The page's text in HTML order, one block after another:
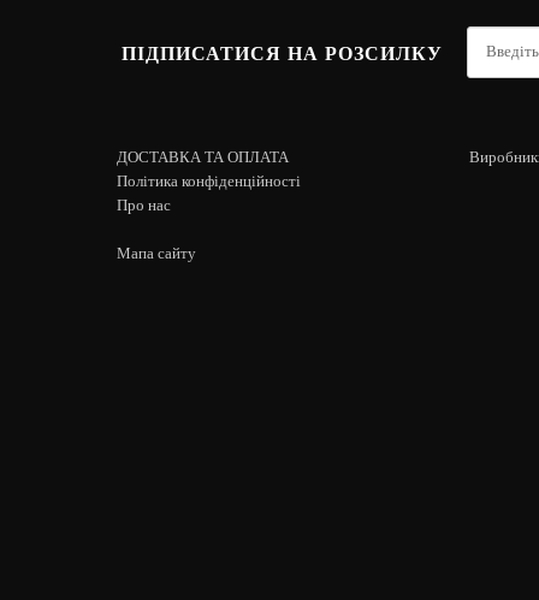
ПІДПИСАТИСЯ НА РОЗСИЛКУ
ДОСТАВКА ТА ОПЛАТА
Політика конфіденційності
Про нас
Мапа сайту